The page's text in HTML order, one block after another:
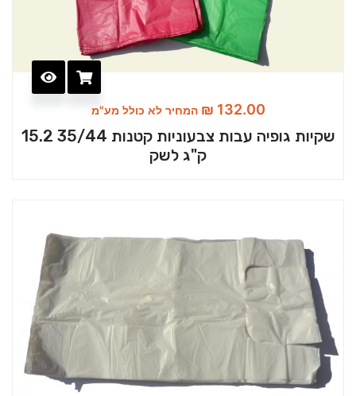
₪ 132.00 המחיר לא כולל מע"מ
שקיות גופיה עבות צבעוניות קטנות 35/44 15.2
ק"ג לשק